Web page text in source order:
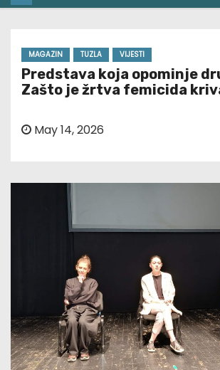
MAGAZIN TUZLA VIJESTI
Predstava koja opominje
Zašto je žrtva femicida
May 14, 2026